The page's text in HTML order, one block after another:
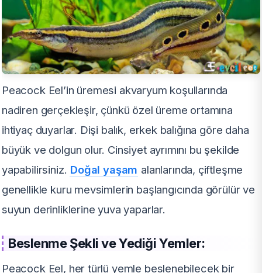
Peacock Eel’in üremesi akvaryum koşullarında
nadiren gerçekleşir, çünkü özel üreme ortamına
ihtiyaç duyarlar. Dişi balık, erkek balığına göre daha
büyük ve dolgun olur. Cinsiyet ayrımını bu şekilde
yapabilirsiniz. Doğal yaşam alanlarında, çiftleşme
genellikle kuru mevsimlerin başlangıcında görülür ve
suyun derinliklerine yuva yaparlar.
Beslenme Şekli ve Yediği Yemler:
Peacock Eel, her türlü yemle beslenebilecek bir